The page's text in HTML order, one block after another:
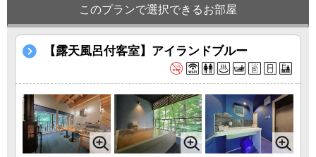
このプランで選択できるお部屋
【露天風呂付客室】アイランドブルー